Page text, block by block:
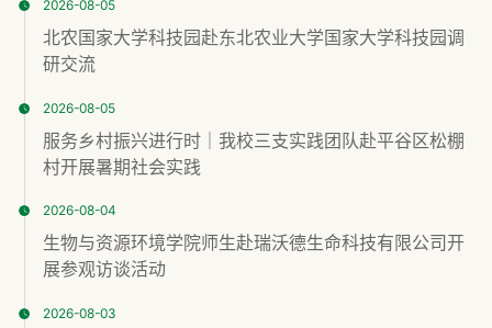
2026-08-05
北农国家大学科技园赴东北农业大学国家大学科技园调
研交流
2026-08-05
服务乡村振兴进行时｜我校三支实践团队赴平谷区松棚
村开展暑期社会实践
2026-08-04
生物与资源环境学院师生赴瑞沃德生命科技有限公司开
展参观访谈活动
2026-08-03